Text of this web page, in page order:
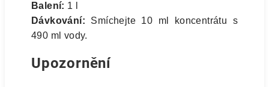
Balení: 1 l
Dávkování: Smíchejte 10 ml koncentrátu s
490 ml vody.
Upozornění